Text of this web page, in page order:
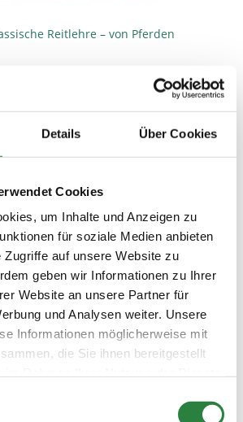
Details Über Cookies
Cookies
um Inhalte und Anzeigen zu
für soziale Medien anbieten
Zugriffe auf unsere Website zu
geben wir Informationen zu Ihrer
Website an unsere Partner für
und Analysen weiter. Unsere
Informationen möglicherweise mit
die Sie ihnen bereitgestellt
Reitlehre – von Pferden
Edelpferde Süddeutschlands
Spiele in Tokio 2020
– Veranstaltungen
Juniorteam in Berlin
und Top-
Download PDF